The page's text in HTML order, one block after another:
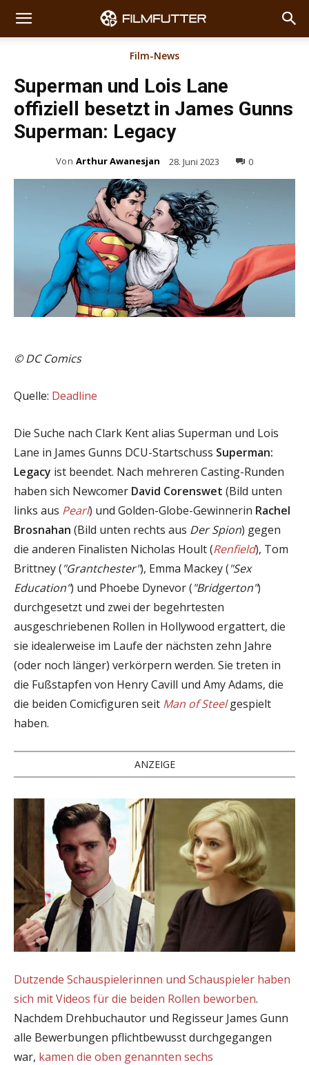
Film-News
Superman und Lois Lane
offiziell besetzt in James Gunns
Superman: Legacy
Von Arthur Awanesjan 28. Juni 2023 0
© DC Comics
Quelle: Deadline
Die Suche nach Clark Kent alias Superman und Lois
Lane in James Gunns DCU-Startschuss Superman:
Legacy ist beendet. Nach mehreren Casting-Runden
haben sich Newcomer David Corenswet (Bild unten
links aus Pearl) und Golden-Globe-Gewinnerin Rachel
Brosnahan (Bild unten rechts aus Der Spion) gegen
die anderen Finalisten Nicholas Hoult (Renfield), Tom
Brittney ("Grantchester"), Emma Mackey ("Sex
Education") und Phoebe Dynevor ("Bridgerton")
durchgesetzt und zwei der begehrtesten
ausgeschriebenen Rollen in Hollywood ergattert, die
sie idealerweise im Laufe der nächsten zehn Jahre
(oder noch länger) verkörpern werden. Sie treten in
die Fußstapfen von Henry Cavill und Amy Adams, die
die beiden Comicfiguren seit Man of Steelgespielt
haben.
ANZEIGE
Dutzende Schauspielerinnen und Schauspieler haben
sich mit Videos für die beiden Rollen beworben.
Nachdem Drehbuchautor und Regisseur James Gunn
alle Bewerbungen pflichtbewusst durchgegangen
war, kamen die oben genannten sechs